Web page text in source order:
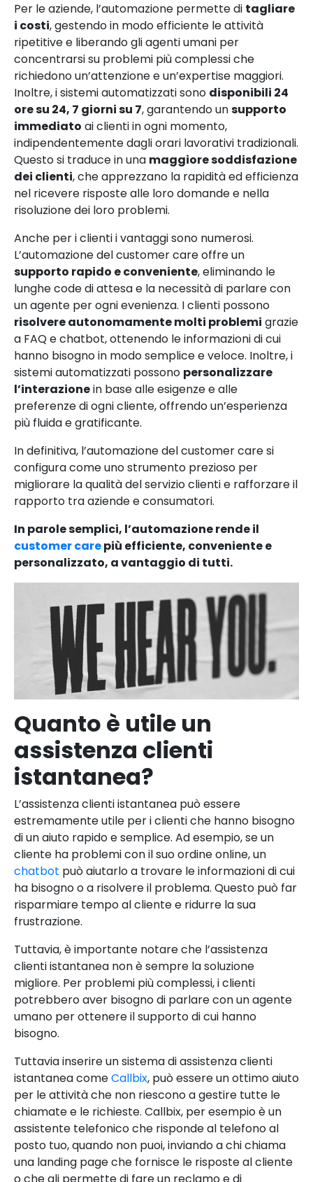
Per le aziende, l’automazione permette di tagliare
i costi, gestendo in modo efficiente le attività
ripetitive e liberando gli agenti umani per
concentrarsi su problemi più complessi che
richiedono un’attenzione e un’expertise maggiori.
Inoltre, i sistemi automatizzati sono disponibili 24
ore su 24, 7 giorni su 7, garantendo unsupporto
immediato ai clienti in ogni momento,
indipendentemente dagli orari lavorativi tradizionali.
Questo si traduce in una maggiore soddisfazione
dei clienti, che apprezzano la rapidità ed efficienza
nel ricevere risposte alle loro domande e nella
risoluzione dei loro problemi.
Anche per i clienti i vantaggi sono numerosi.
L’automazione del customer care offre un
supporto rapido e conveniente, eliminando le
lunghe code di attesa e la necessità di parlare con
un agente per ogni evenienza. I clienti possono
risolvere autonomamente molti problemi grazie
a FAQ e chatbot, ottenendo le informazioni di cui
hanno bisogno in modo semplice e veloce. Inoltre, i
sistemi automatizzati possono personalizzare
l’interazionein base alle esigenze e alle
preferenze di ogni cliente, offrendo un’esperienza
più fluida e gratificante.
In definitiva, l’automazione del customer care si
configura come uno strumento prezioso per
migliorare la qualità del servizio clienti e rafforzare il
rapporto tra aziende e consumatori.
In parole semplici, l’automazione rende il
customer carepiù efficiente, conveniente e
personalizzato, a vantaggio di tutti.
Quanto è utile un
assistenza clienti
istantanea?
L’assistenza clienti istantanea può essere
estremamente utile per i clienti che hanno bisogno
di un aiuto rapido e semplice. Ad esempio, se un
cliente ha problemi con il suo ordine online, un
chatbot può aiutarlo a trovare le informazioni di cui
ha bisogno o a risolvere il problema. Questo può far
risparmiare tempo al cliente e ridurre la sua
frustrazione.
Tuttavia, è importante notare che l’assistenza
clienti istantanea non è sempre la soluzione
migliore. Per problemi più complessi, i clienti
potrebbero aver bisogno di parlare con un agente
umano per ottenere il supporto di cui hanno
bisogno.
Tuttavia inserire un sistema di assistenza clienti
istantanea comeCallbix, può essere un ottimo aiuto
per le attività che non riescono a gestire tutte le
chiamate e le richieste. Callbix, per esempio è un
assistente telefonico che risponde al telefono al
posto tuo, quando non puoi, inviando a chi chiama
una landing page che fornisce le risposte al cliente